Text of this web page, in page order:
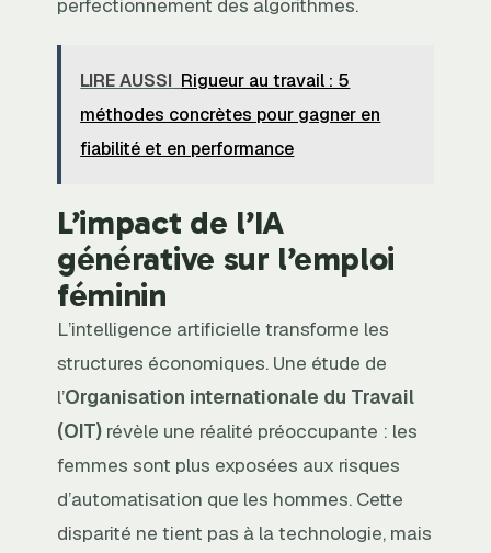
perfectionnement des algorithmes.
LIRE AUSSI Rigueur au travail : 5
méthodes concrètes pour gagner en
fiabilité et en performance
L’impact de l’IA
générative sur l’emploi
féminin
L’intelligence artificielle transforme les
structures économiques. Une étude de
l’Organisation internationale du Travail
(OIT) révèle une réalité préoccupante : les
femmes sont plus exposées aux risques
d’automatisation que les hommes. Cette
disparité ne tient pas à la technologie, mais